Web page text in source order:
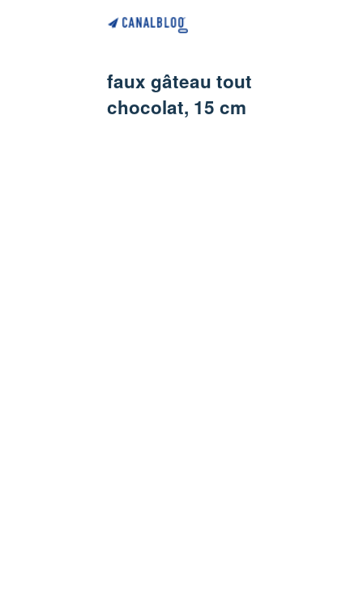
faux gâteau tout
chocolat, 15 cm